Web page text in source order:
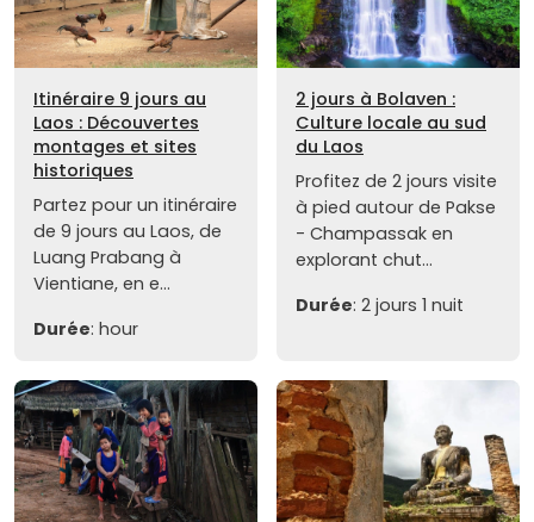
Itinéraire 9 jours au
Laos : Découvertes
montages et sites
historiques
Partez pour un itinéraire
de 9 jours au Laos, de
Luang Prabang à
Vientiane, en e...
Durée: hour
2 jours à Bolaven :
Culture locale au sud
du Laos
Profitez de 2 jours visite
à pied autour de Pakse
- Champassak en
explorant chut...
Durée: 2 jours 1 nuit